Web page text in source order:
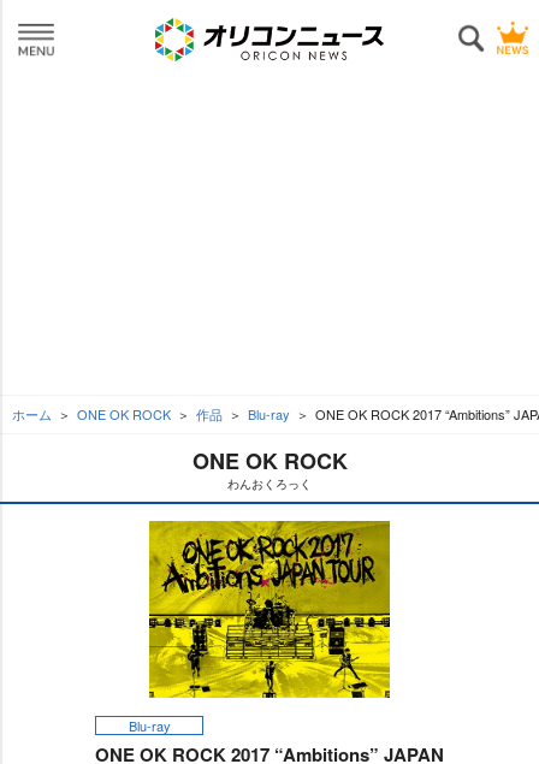
ホーム ONE OK ROCK 作品 Blu-ray ONE OK ROCK 2017 “Ambitions”
ONE OK ROCK
わんおくろっく
Blu-ray
ONE OK ROCK 2017 “Ambitions” JAPAN